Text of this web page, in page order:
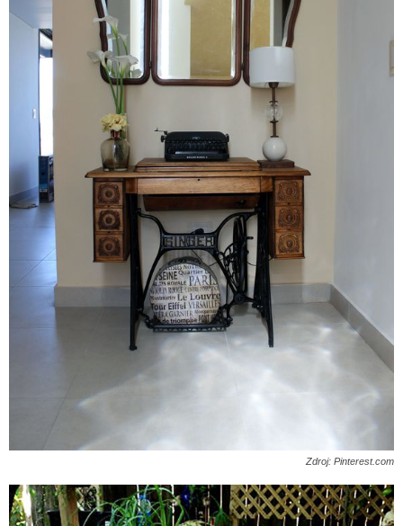
Zdroj: Pinterest.com